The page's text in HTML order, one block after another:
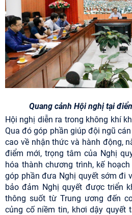
Quang cảnh Hội nghị tại
Hội nghị diễn ra trong không khí
Qua đó góp phần giúp đội ngũ
cao về nhận thức và hành động,
điểm mới, trọng tâm của Nghị
hóa thành chương trình, kế
góp phần đưa Nghị quyết sớm đi
bảo đảm Nghị quyết được triển
thông suốt từ Trung ương đến
củng cố niềm tin, khơi dậy quyết